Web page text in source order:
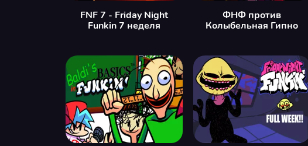
FNF 7 - Friday Night
Funkin 7 неделя
ФНФ против
Колыбельная Гипно